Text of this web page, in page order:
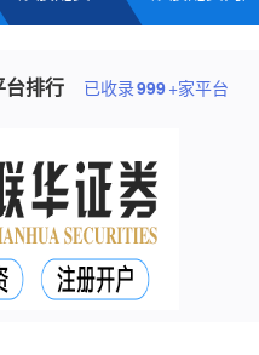
台排行 已收录999+家平台